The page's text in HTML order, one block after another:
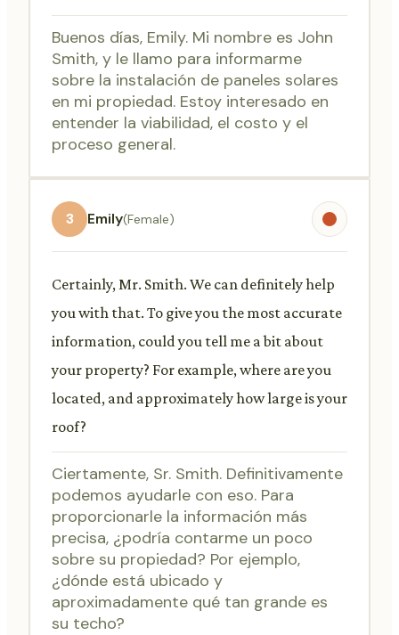
Buenos días, Emily. Mi nombre es John
Smith, y le llamo para informarme
sobre la instalación de paneles solares
en mi propiedad. Estoy interesado en
entender la viabilidad, el costo y el
proceso general.
3 Emily(Female)
Certainly, Mr. Smith. We can definitely help
you with that. To give you the most accurate
information, could you tell me a bit about
your property? For example, where are you
located, and approximately how large is your
roof?
Ciertamente, Sr. Smith. Definitivamente
podemos ayudarle con eso. Para
proporcionarle la información más
precisa, ¿podría contarme un poco
sobre su propiedad? Por ejemplo,
¿dónde está ubicado y
aproximadamente qué tan grande es
su techo?